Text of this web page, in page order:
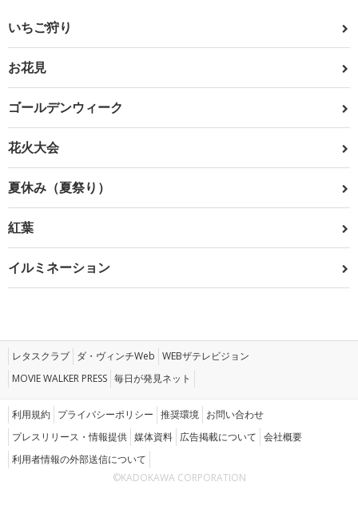
いちご狩り
お花見
ゴールデンウィーク
花火大会
夏休み（夏祭り）
紅葉
イルミネーション
レタスクラブ ダ・ヴィンチWeb WEBザテレビジョン
MOVIE WALKER PRESS 毎日が発見ネット
利用規約 プライバシーポリシー 推奨環境 お問い合わせ
プレスリリース・情報提供 媒体資料 広告掲載について 会社概要
利用者情報の外部送信について
©KADOKAWA CORPORATION